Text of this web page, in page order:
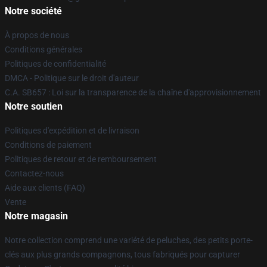
Notre société
À propos de nous
Conditions générales
Politiques de confidentialité
DMCA - Politique sur le droit d'auteur
C.A. SB657 : Loi sur la transparence de la chaîne d'approvisionnement
Notre soutien
Politiques d'expédition et de livraison
Conditions de paiement
Politiques de retour et de remboursement
Contactez-nous
Aide aux clients (FAQ)
Vente
Notre magasin
Notre collection comprend une variété de peluches, des petits porte-
clés aux plus grands compagnons, tous fabriqués pour capturer